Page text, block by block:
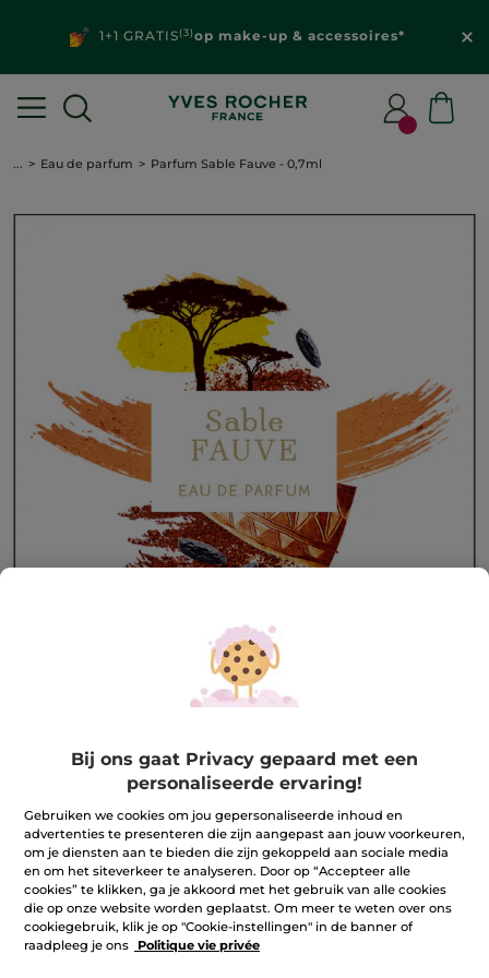
1+1 GRATIS(3)op make-up & accessoires*
... Eau de parfum Parfum Sable Fauve - 0,7ml
Parfum Sable Fauve - 0,7ml
Parfum Sable Fauve - 0,7ml
0.7 ml
★★★★★
★★★★★
Geen
beoordelingswaarde
voor
REVIEW TOEVOEGEN
Houd me op de hoogte
Bij ons gaat Privacy gepaard met een
personaliseerde ervaring!
Gebruiken we cookies om jou gepersonaliseerde inhoud en
advertenties te presenteren die zijn aangepast aan jouw voorkeuren,
om je diensten aan te bieden die zijn gekoppeld aan sociale media
en om het siteverkeer te analyseren. Door op “Accepteer alle
cookies” te klikken, ga je akkoord met het gebruik van alle cookies
die op onze website worden geplaatst. Om meer te weten over ons
cookiegebruik, klik je op "Cookie-instellingen" in de banner of
raadpleeg je ons
Politique vie privée